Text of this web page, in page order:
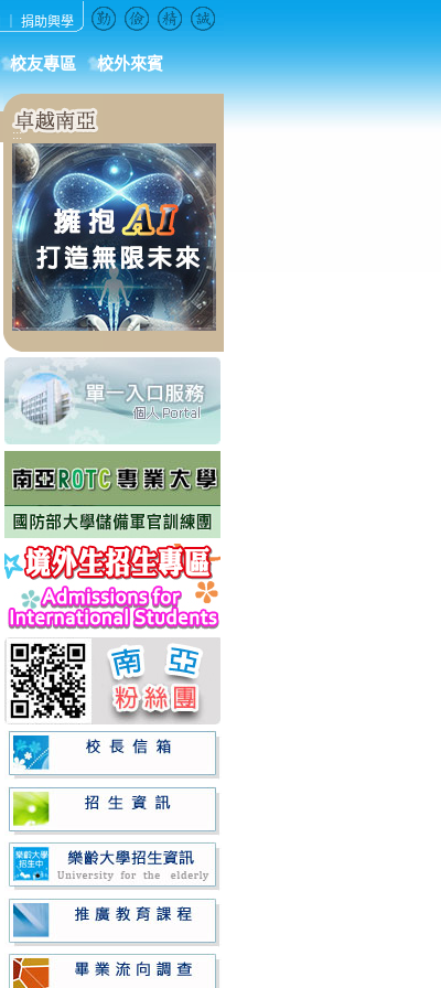
捐助興學
校友專區 校外來賓
:::